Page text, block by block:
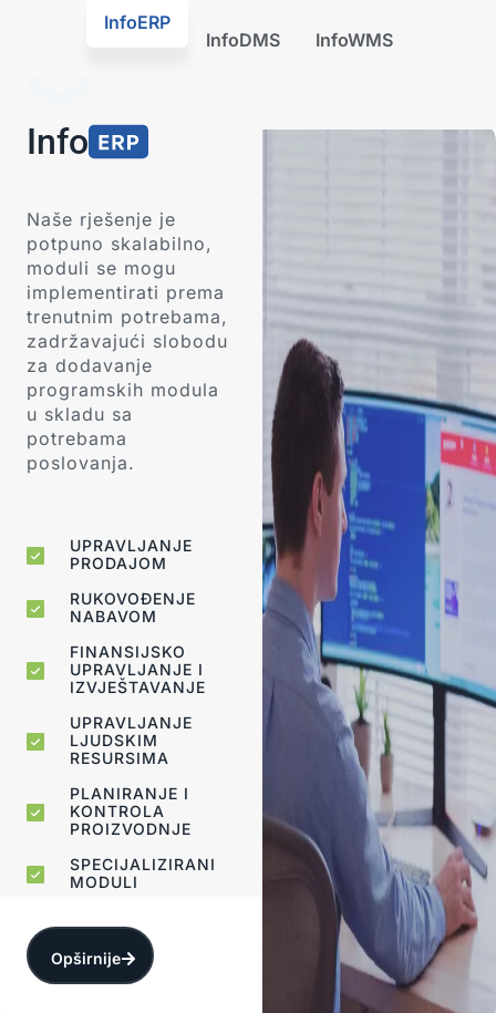
InfoERP
InfoDMS
InfoWMS
Info
Naše rješenje je
potpuno skalabilno,
moduli se mogu
implementirati prema
trenutnim potrebama,
zadržavajući slobodu
za dodavanje
programskih modula
u skladu sa
potrebama
poslovanja.
UPRAVLJANJE
PRODAJOM
RUKOVOĐENJE
NABAVOM
FINANSIJSKO
UPRAVLJANJE I
IZVJEŠTAVANJE
UPRAVLJANJE
LJUDSKIM
RESURSIMA
PLANIRANJE I
KONTROLA
PROIZVODNJE
SPECIJALIZIRANI
MODULI
Opširnije